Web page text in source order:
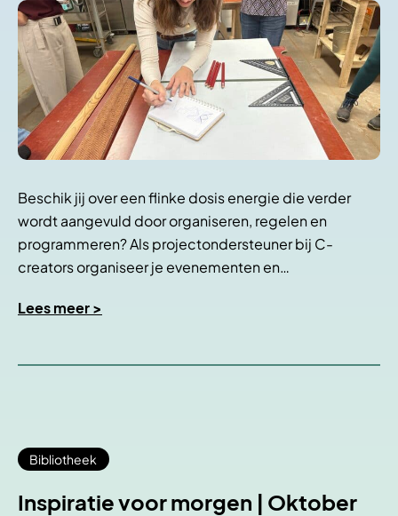
Beschik jij over een flinke dosis energie die verder
wordt aangevuld door organiseren, regelen en
programmeren? Als projectondersteuner bij C-
creators organiseer je evenementen en…
Lees meer >
Bibliotheek
Inspiratie voor morgen | Oktober